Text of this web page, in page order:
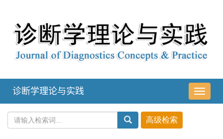
导
航
诊断学理论与实践